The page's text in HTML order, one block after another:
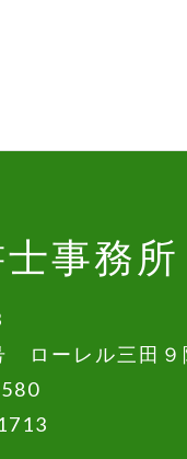
事務所
ローレル三田９